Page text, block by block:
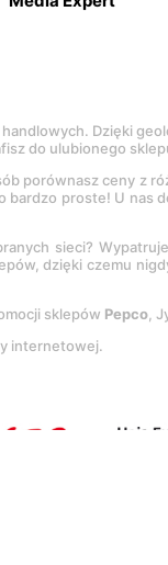
Dzięki
do ulubionego
porównasz ceny z
bardzo proste! U nas
sieci?
dzięki czemu
sklepów Pepco,
internetowej.